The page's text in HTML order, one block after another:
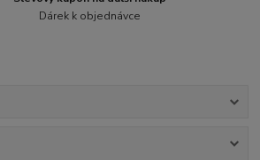
Dárek k objednávce